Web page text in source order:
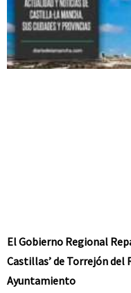
El Gobierno Regional
Castillas’ de Torrejón del
Ayuntamiento